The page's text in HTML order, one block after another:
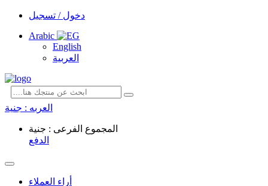
دخول / تسجيل
Arabic
English
العربية
العربه : جنية
المجموع الفرعى : جنية
الدفع
أراء العملاء